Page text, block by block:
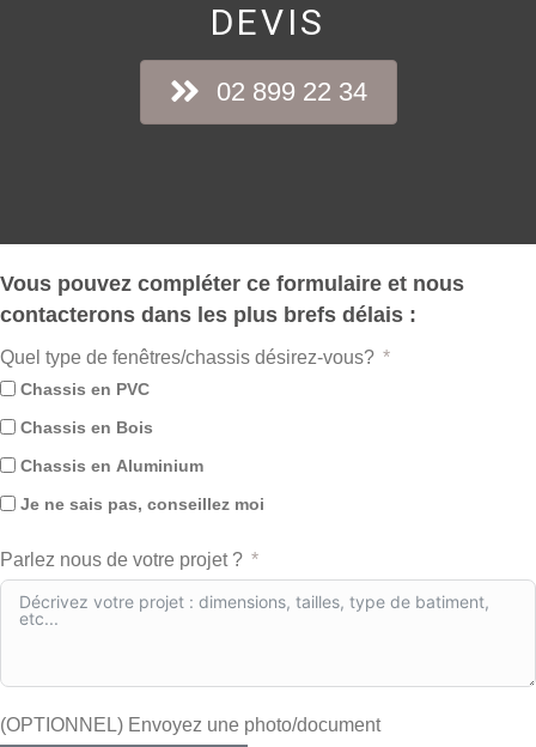
DEVIS
02 899 22 34
Vous pouvez compléter ce formulaire et nous
contacterons dans les plus brefs délais :
Quel type de fenêtres/chassis désirez-vous?
Chassis en PVC
Chassis en Bois
Chassis en Aluminium
Je ne sais pas, conseillez moi
Parlez nous de votre projet ?
(OPTIONNEL) Envoyez une photo/document